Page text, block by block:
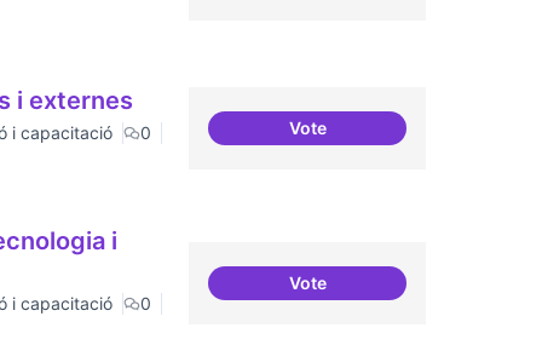
i externes
i capacitació
0
VoteRelació equilibrada entre
i
i capacitació
0
VoteFormacions en la